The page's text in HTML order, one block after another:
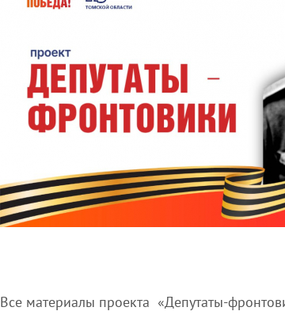
Все материалы проекта «Депутаты-